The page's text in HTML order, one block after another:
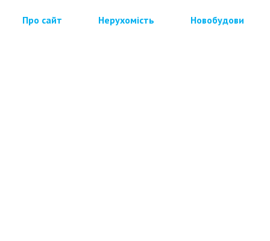
Про сайт Нерухомість Новобудови